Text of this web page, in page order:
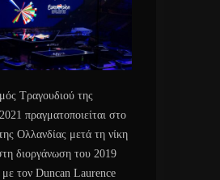
Τραγουδιού της
πραγματοποιείται στο
Ολλανδίας μετά τη νίκη
διοργάνωση του 2019
τον Duncan Laurence